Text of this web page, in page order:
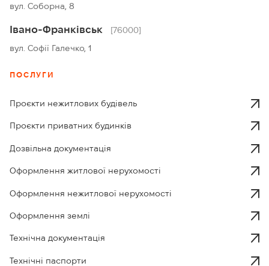
вул. Соборна, 8
Івано-Франківськ
[76000]
вул. Софії Галечко, 1
ПОСЛУГИ
Проєкти нежитлових будівель
Проєкти приватних будинків
Дозвільна документація
Оформлення житлової нерухомості
Оформлення нежитлової нерухомості
Оформлення землі
Технічна документація
Технічні паспорти